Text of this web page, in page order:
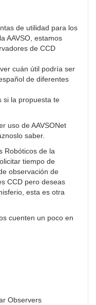
de utilidad para los
AAVSO, estamos
de CCD
cuán útil podría ser
de diferentes
si la propuesta te
uso de AAVSONet
saber.
Robóticos de la
tiempo de
observación de
CCD pero deseas
esta es otra
cuenten un poco en
Observers